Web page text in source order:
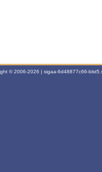
© 2006-2026 | sigaa-6d48877c66-